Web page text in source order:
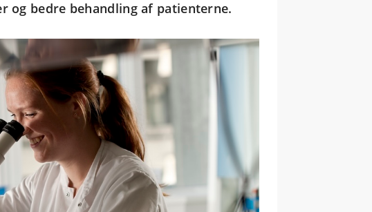
og bedre behandling af patienterne.